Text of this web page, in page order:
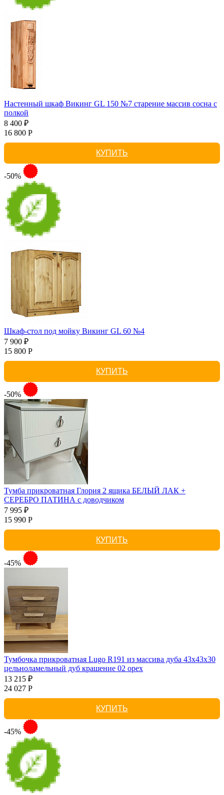
Настенный шкаф Викинг GL 150 №7 старение массив сосна с
полкой
8 400 ₽
16 800 Р
КУПИТЬ
-50%
Шкаф-стол под мойку Викинг GL 60 №4
7 900 ₽
15 800 Р
КУПИТЬ
-50%
Тумба прикроватная Глория 2 ящика БЕЛЫЙ ЛАК +
СЕРЕБРО ПАТИНА с доводчиком
7 995 ₽
15 990 Р
КУПИТЬ
-45%
Тумбочка прикроватная Lugo R191 из массива дуба 43х43х30
цельноламельный дуб крашение 02 орех
13 215 ₽
24 027 Р
КУПИТЬ
-45%